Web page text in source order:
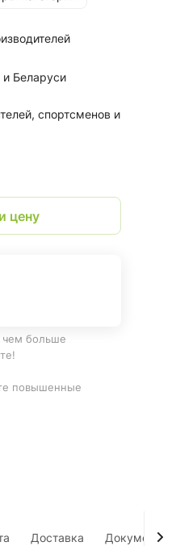
и Беларуси
спортсменов и
цену
чем больше
повышенные
Доставка Документы